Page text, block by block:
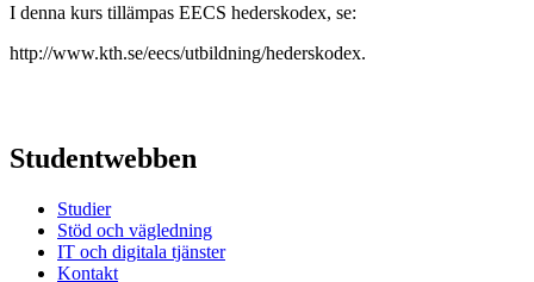
I denna kurs tillämpas EECS hederskodex, se:
http://www.kth.se/eecs/utbildning/hederskodex.
Studentwebben
Studier
Stöd och vägledning
IT och digitala tjänster
Kontakt